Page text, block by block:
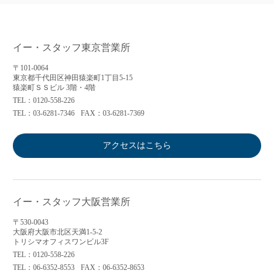
イー・スタッフ東京営業所
〒101-0064
東京都千代田区神田猿楽町1丁目5-15
猿楽町ＳＳビル 3階・4階
TEL：0120-558-226
TEL：03-6281-7346
FAX：03-6281-7369
アクセスはこちら
イー・スタッフ大阪営業所
〒530-0043
大阪府大阪市北区天満1-5-2
トリシマオフィスワンビル3F
TEL：0120-558-226
TEL：06-6352-8553
FAX：06-6352-8653